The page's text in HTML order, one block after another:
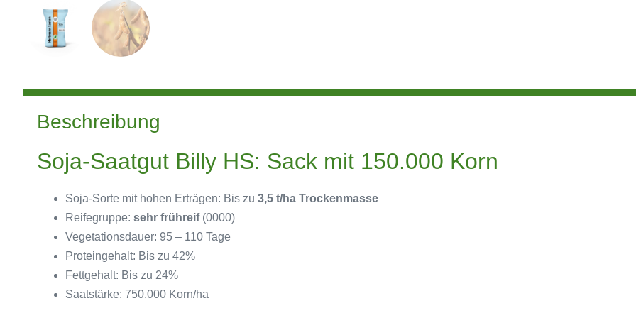
Beschreibung
Soja-Saatgut Billy HS: Sack mit 150.000 Korn
Soja-Sorte mit hohen Erträgen: Bis zu 3,5 t/ha Trockenmasse
Reifegruppe: sehr frühreif(0000)
Vegetationsdauer: 95 – 110 Tage
Proteingehalt: Bis zu 42%
Fettgehalt: Bis zu 24%
Saatstärke: 750.000 Korn/ha